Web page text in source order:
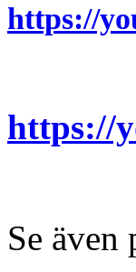
https://
https://
Se även